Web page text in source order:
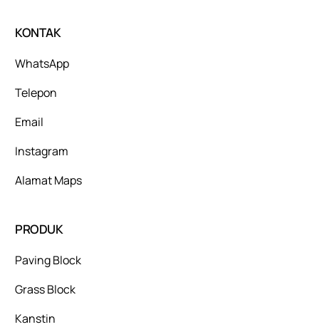
KONTAK
WhatsApp
Telepon
Email
Instagram
Alamat Maps
PRODUK
Paving Block
Grass Block
Kanstin